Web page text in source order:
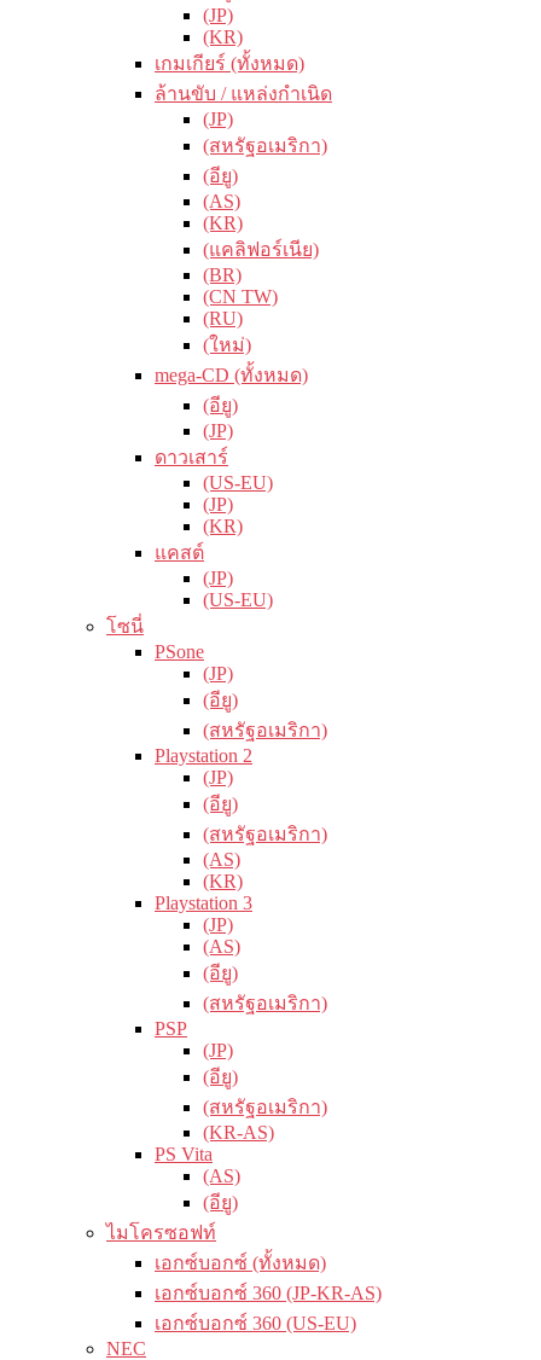
(JP)
(KR)
เกมเกียร์ (ทั้งหมด)
ล้านขับ / แหล่งกำเนิด
(JP)
(สหรัฐอเมริกา)
(อียู)
(AS)
(KR)
(แคลิฟอร์เนีย)
(BR)
(CN TW)
(RU)
(ใหม่)
mega-CD (ทั้งหมด)
(อียู)
(JP)
ดาวเสาร์
(US-EU)
(JP)
(KR)
แคสต์
(JP)
(US-EU)
โซนี่
PSone
(JP)
(อียู)
(สหรัฐอเมริกา)
Playstation 2
(JP)
(อียู)
(สหรัฐอเมริกา)
(AS)
(KR)
Playstation 3
(JP)
(AS)
(อียู)
(สหรัฐอเมริกา)
PSP
(JP)
(อียู)
(สหรัฐอเมริกา)
(KR-AS)
PS Vita
(AS)
(อียู)
ไมโครซอฟท์
เอกซ์บอกซ์ (ทั้งหมด)
เอกซ์บอกซ์ 360 (JP-KR-AS)
เอกซ์บอกซ์ 360 (US-EU)
NEC